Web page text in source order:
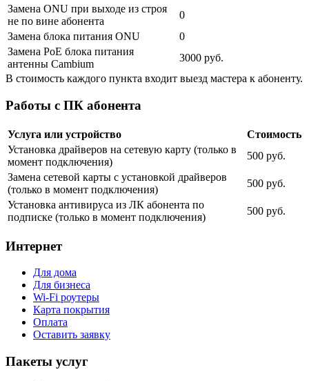
Замена ONU при выходе из строя
не по вине абонента
0
Замена блока питания ONU
0
Замена PoE блока питания
антенны Cambium
3000 руб.
В стоимость каждого пункта входит выезд мастера к абоненту.
Работы с ПК абонента
Услуга или устройство
Стоимость
Установка драйверов на сетевую карту (только в
момент подключения)
500 руб.
Замена сетевой карты с установкой драйверов
(только в момент подключения)
500 руб.
Установка антивируса из ЛК абонента по
подписке (только в момент подключения)
500 руб.
Интернет
Для дома
Для бизнеса
Wi-Fi роутеры
Карта покрытия
Оплата
Оставить заявку
Пакеты услуг